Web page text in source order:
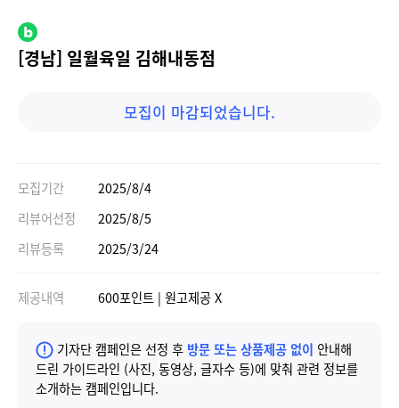
[경남] 일월육일 김해내동점
모집이 마감되었습니다.
모집기간
2025/8/4
리뷰어선정
2025/8/5
리뷰등록
2025/3/24
제공내역 600포인트 | 원고제공 X
기자단 캠페인은 선정 후 방문 또는 상품제공 없이 안내해
드린 가이드라인 (사진, 동영상, 글자수 등)에 맞춰 관련 정보를
소개하는 캠페인입니다.